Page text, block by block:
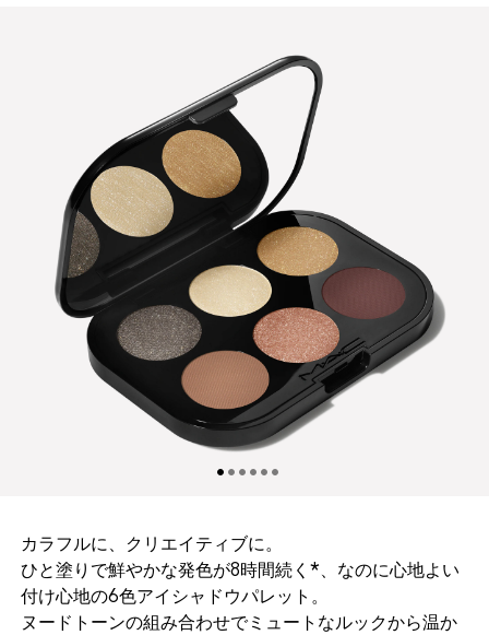
カラフルに、クリエイティブに。
ひと塗りで鮮やかな発色が8時間続く*、なのに心地よい
付け心地の6色アイシャドウパレット。
ヌードトーンの組み合わせでミュートなルックから温か